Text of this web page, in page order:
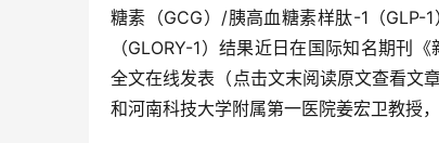
糖素（GCG）/胰高血糖素样肽-1（GLP-
（GLORY-1）结果近日在国际知名期刊
全文在线发表（点击文末阅读原文查看文
和河南科技大学附属第一医院姜宏卫教授